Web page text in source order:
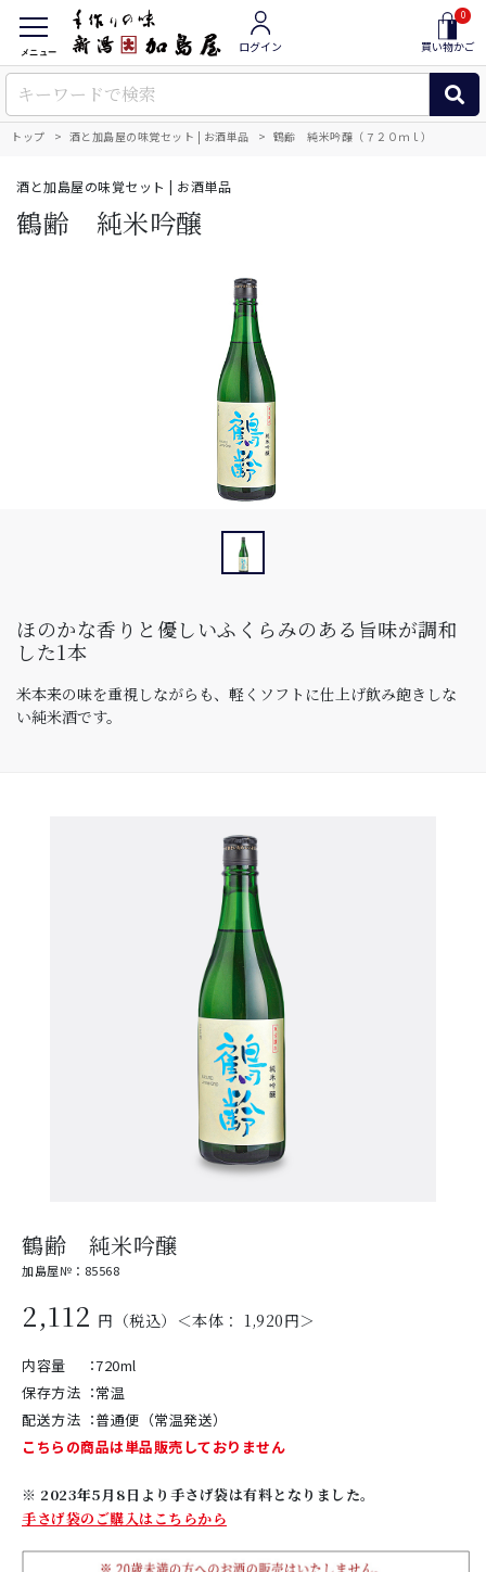
メニュー ログイン
0
買い物かご
トップ 酒と加島屋の味覚セット | お酒単品 鶴齢 純米吟醸（７２０ｍｌ）
酒と加島屋の味覚セット | お酒単品
鶴齢 純米吟醸
ほのかな香りと優しいふくらみのある旨味が調和
した1本
米本来の味を重視しながらも、軽くソフトに仕上げ飲み飽きしな
い純米酒です。
鶴齢 純米吟醸
加島屋№：85568
2,112 円（税込）＜本体： 1,920円＞
内容量 ：720ml
保存方法 ：常温
配送方法 ：普通便（常温発送）
こちらの商品は単品販売しておりません
※ 2023年5月8日より手さげ袋は有料となりました。
手さげ袋のご購入はこちらから